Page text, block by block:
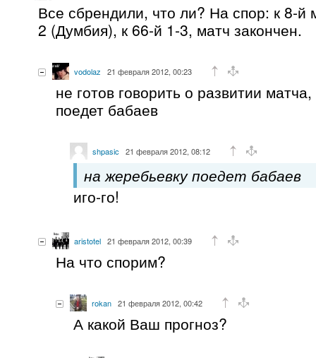
Все сбрендили, что ли? На спор: к 8-й
2 (Думбия), к 66-й 1-3, матч закончен.
vodolaz 21 февраля 2012, 00:23
не готов говорить о развитии
поедет бабаев
shpasic 21 февраля 2012, 08:12
на жеребьевку поедет бабаев
иго-го!
aristotel 21 февраля 2012, 00:39
На что спорим?
rokan 21 февраля 2012, 00:42
А какой Ваш прогноз?